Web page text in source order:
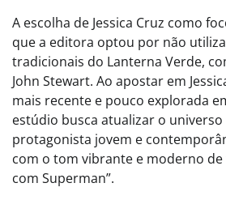
A escolha de Jessica Cruz como
que a editora optou por não
tradicionais do Lanterna Verde,
John Stewart. Ao apostar em
mais recente e pouco explorada
estúdio busca atualizar o
protagonista jovem e
com o tom vibrante e moderno de
com Superman”.